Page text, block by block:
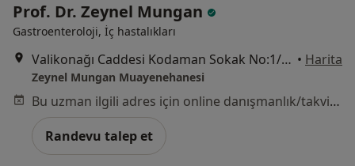
Prof. Dr. Zeynel Mungan
Gastroenteroloji, İç hastalıkları
Valikonağı Caddesi Kodaman Sokak No:1/2, İstanbul • Harita
Zeynel Mungan Muayenehanesi
Bu uzman ilgili adres için online danışmanlık/takvim sunmuyor.
Randevu talep et